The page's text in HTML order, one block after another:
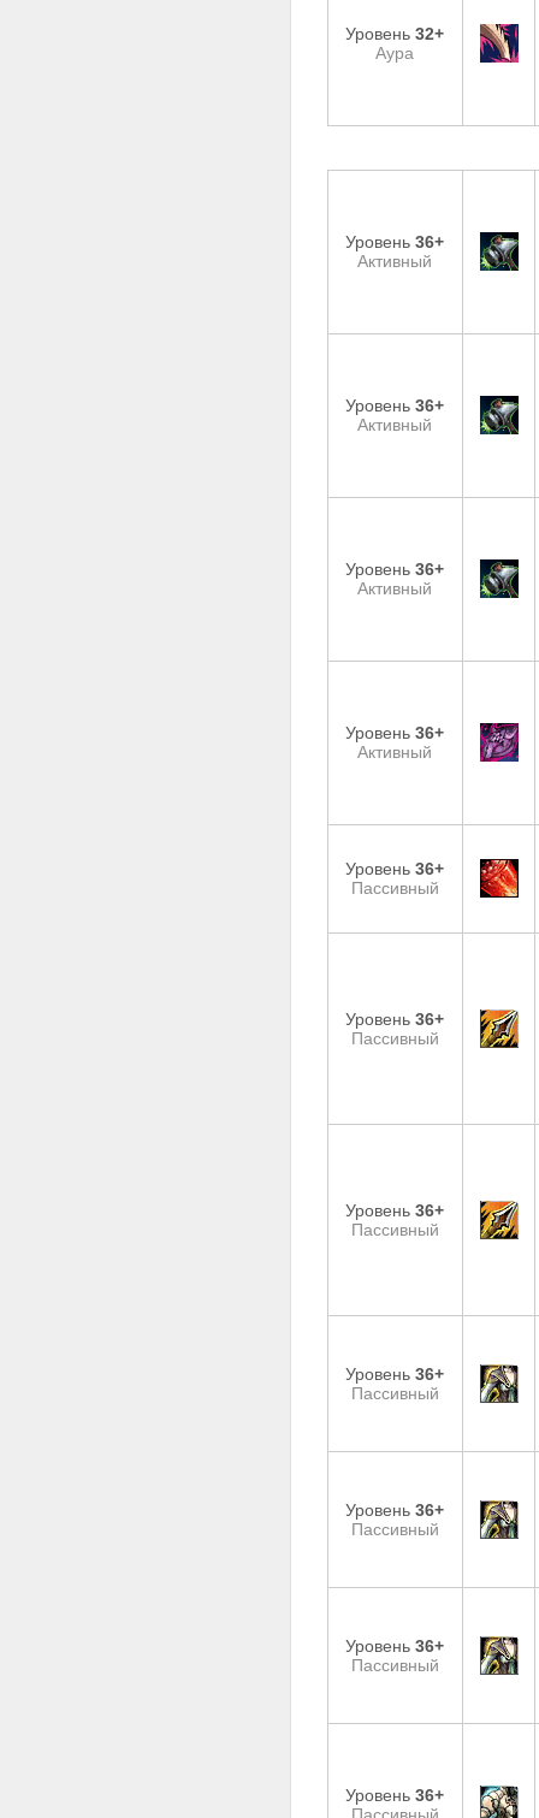
Уровень32+
Аура
Уровень36+
Активный
Уровень36+
Активный
Уровень36+
Активный
Уровень36+
Активный
Уровень36+
Пассивный
Уровень36+
Пассивный
Уровень36+
Пассивный
Уровень36+
Пассивный
Уровень36+
Пассивный
Уровень36+
Пассивный
Уровень36+